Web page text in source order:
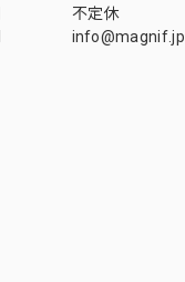
不定休
info@magnif.jp